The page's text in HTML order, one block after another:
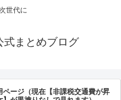
世代に
式まとめブログ
ページ（現在【非課税交通費が昇